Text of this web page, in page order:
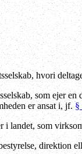
hvori
som ejer
er ansat i, jf.§
i landet, som
direktion